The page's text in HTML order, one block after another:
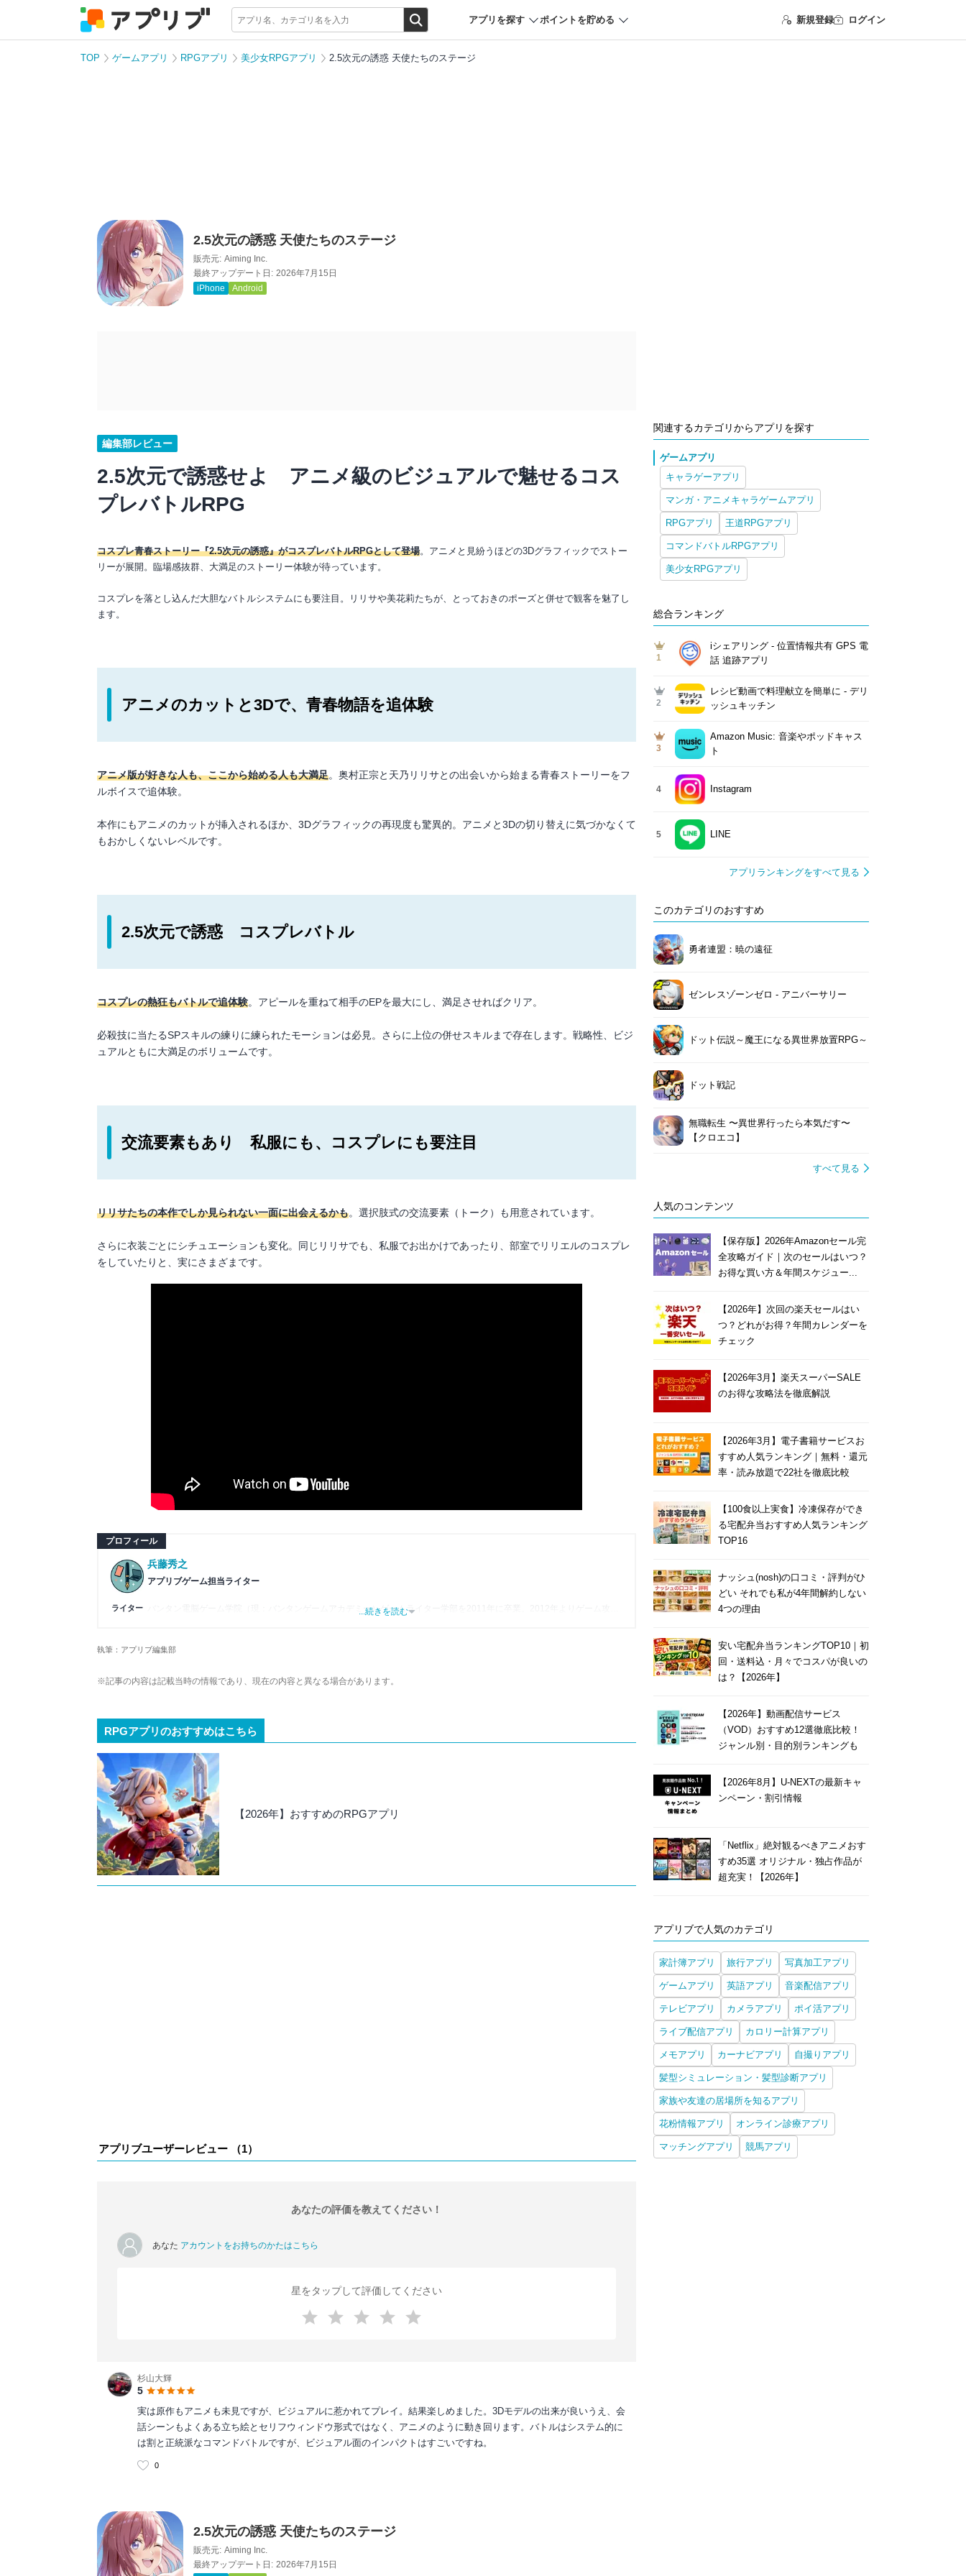
アプリを探す ポイントを貯める 新規登録 ログイン
TOP ゲームアプリ RPGアプリ 美少女RPGアプリ 2.5次元の誘惑 天使たちのステージ
2.5次元の誘惑 天使たちのステージ
販売元: Aiming Inc.
最終アップデート日: 2026年7月15日
iPhone
Android
編集部レビュー
2.5次元で誘惑せよ アニメ級のビジュアルで魅せるコス
プレバトルRPG
コスプレ青春ストーリー『2.5次元の誘惑』がコスプレバトルRPGとして登場。アニメと見紛うほどの3Dグラフィックでストー
リーが展開。臨場感抜群、大満足のストーリー体験が待っています。
コスプレを落とし込んだ大胆なバトルシステムにも要注目。リリサや美花莉たちが、とっておきのポーズと併せで観客を魅了し
ます。
アニメのカットと3Dで、青春物語を追体験
アニメ版が好きな人も、ここから始める人も大満足。奥村正宗と天乃リリサとの出会いから始まる青春ストーリーをフ
ルボイスで追体験。
本作にもアニメのカットが挿入されるほか、3Dグラフィックの再現度も驚異的。アニメと3Dの切り替えに気づかなくて
もおかしくないレベルです。
2.5次元で誘惑 コスプレバトル
コスプレの熱狂もバトルで追体験。アピールを重ねて相手のEPを最大にし、満足させればクリア。
必殺技に当たるSPスキルの練りに練られたモーションは必見。さらに上位の併せスキルまで存在します。戦略性、ビジ
ュアルともに大満足のボリュームです。
交流要素もあり 私服にも、コスプレにも要注目
リリサたちの本作でしか見られない一面に出会えるかも。選択肢式の交流要素（トーク）も用意されています。
さらに衣装ごとにシチュエーションも変化。同じリリサでも、私服でお出かけであったり、部室でリリエルのコスプレ
をしていたりと、実にさまざまです。
プロフィール
ライター
兵藤秀之
アプリブゲーム担当ライター
バンタン電脳ゲーム学院（現：バンタンゲームアカデミー）ゲームライター学部を2011年に卒業。2012年よりゲーム攻略
字検定2級を所持。ゲームが持つ楽しさを、ツールにある便利さを伝わるライティングを心がけています。
...続きを読む
執筆：アプリブ編集部
※記事の内容は記載当時の情報であり、現在の内容と異なる場合があります。
RPGアプリのおすすめはこちら
【2026年】おすすめのRPGアプリ
アプリブユーザーレビュー （1）
あなたの評価を教えてください！
あなた アカウントをお持ちのかたはこちら
星をタップして評価してください
杉山大輝
5
実は原作もアニメも未見ですが、ビジュアルに惹かれてプレイ。結果楽しめました。3Dモデルの出来が良いうえ、会
話シーンもよくある立ち絵とセリフウィンドウ形式ではなく、アニメのように動き回ります。バトルはシステム的に
は割と正統派なコマンドバトルですが、ビジュアル面のインパクトはすごいですね。
0
2.5次元の誘惑 天使たちのステージ
販売元: Aiming Inc.
最終アップデート日: 2026年7月15日
関連するカテゴリからアプリを探す
ゲームアプリ
キャラゲーアプリ
マンガ・アニメキャラゲームアプリ
RPGアプリ 王道RPGアプリ
コマンドバトルRPGアプリ
美少女RPGアプリ
総合ランキング
1
iシェアリング - 位置情報共有 GPS 電
話 追跡アプリ
2
レシピ動画で料理献立を簡単‪に - デリ
ッシュキッチン
3
Amazon Music: 音楽やポッドキャス
ト
4 Instagram
5 LINE
アプリランキングをすべて見る
このカテゴリのおすすめ
勇者連盟：暁の遠征
ゼンレスゾーンゼロ - アニバーサリー
ドット伝説～魔王になる異世界放置RPG～
ドット戦記
無職転生 〜異世界行ったら本気だす〜
【クロエコ】
すべて見る
人気のコンテンツ
【保存版】2026年Amazonセール完
全攻略ガイド｜次のセールはいつ？
お得な買い方＆年間スケジュー...
【2026年】次回の楽天セールはい
つ？どれがお得？年間カレンダーを
チェック
【2026年3月】楽天スーパーSALE
のお得な攻略法を徹底解説
【2026年3月】電子書籍サービスお
すすめ人気ランキング｜無料・還元
率・読み放題で22社を徹底比較
【100食以上実食】冷凍保存ができ
る宅配弁当おすすめ人気ランキング
TOP16
ナッシュ(nosh)の口コミ・評判がひ
どい それでも私が4年間解約しない
4つの理由
安い宅配弁当ランキングTOP10｜初
回・送料込・月々でコスパが良いの
は？【2026年】
【2026年】動画配信サービス
（VOD）おすすめ12選徹底比較！
ジャンル別・目的別ランキングも
【2026年8月】U-NEXTの最新キャ
ンペーン・割引情報
「Netflix」絶対観るべきアニメおす
すめ35選 オリジナル・独占作品が
超充実！【2026年】
アプリブで人気のカテゴリ
家計簿アプリ 旅行アプリ 写真加工アプリ
ゲームアプリ 英語アプリ 音楽配信アプリ
テレビアプリ カメラアプリ ポイ活アプリ
ライブ配信アプリ カロリー計算アプリ
メモアプリ カーナビアプリ 自撮りアプリ
髪型シミュレーション・髪型診断アプリ
家族や友達の居場所を知るアプリ
花粉情報アプリ オンライン診療アプリ
マッチングアプリ 競馬アプリ